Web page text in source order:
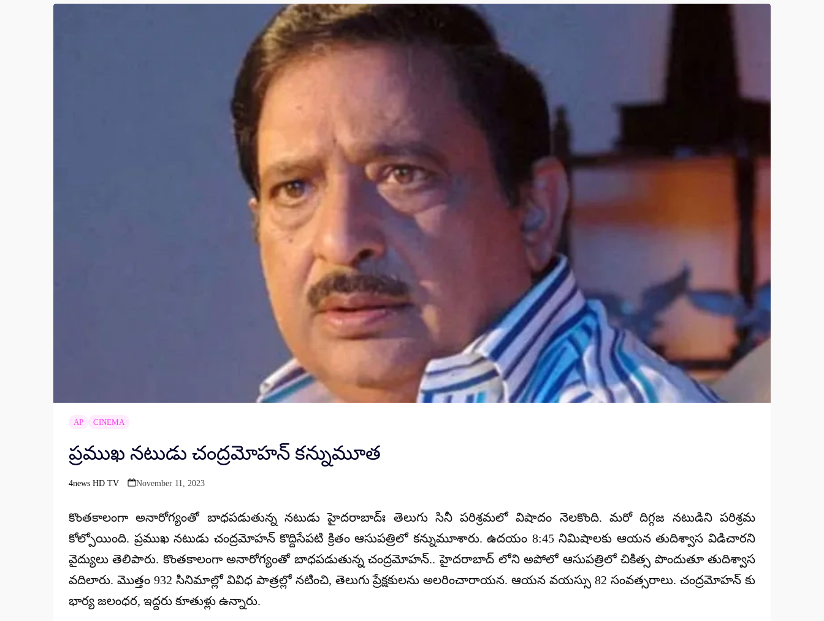
AP CINEMA
ప్రముఖ నటుడు చంద్రమోహన్ కన్నుమూత
Posted
4news HD TV November 11, 2023
కొంతకాలంగా అనారోగ్యంతో బాధపడుతున్న నటుడు హైదరాబాద్‌ః తెలుగు సినీ పరిశ్రమలో విషాదం నెలకొంది. మరో దిగ్గజ నటుడిని పరిశ్రమ
కోల్పోయింది. ప్రముఖ నటుడు చంద్రమోహన్ కొద్దిసేపటి క్రితం ఆసుపత్రిలో కన్నుమూశారు. ఉదయం 8:45 నిమిషాలకు ఆయన తుదిశ్వాస విడిచారని
వైద్యులు తెలిపారు. కొంతకాలంగా అనారోగ్యంతో బాధపడుతున్న చంద్రమోహన్.. హైదరాబాద్ లోని అపోలో ఆసుపత్రిలో చికిత్స పొందుతూ తుదిశ్వాస
వదిలారు. మొత్తం 932 సినిమాల్లో వివిధ పాత్రల్లో నటించి, తెలుగు ప్రేక్షకులను అలరించారాయన. ఆయన వయస్సు 82 సంవత్సరాలు. చంద్రమోహన్ కు
భార్య జలంధర, ఇద్దరు కూతుళ్లు ఉన్నారు.